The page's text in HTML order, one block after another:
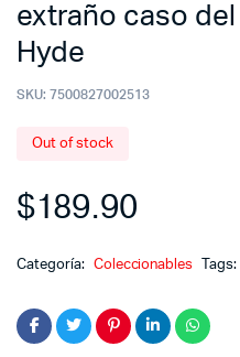
extraño caso
Hyde
SKU: 7500827002513
Out of stock
$189.90
Categoría: Coleccionables Tags: